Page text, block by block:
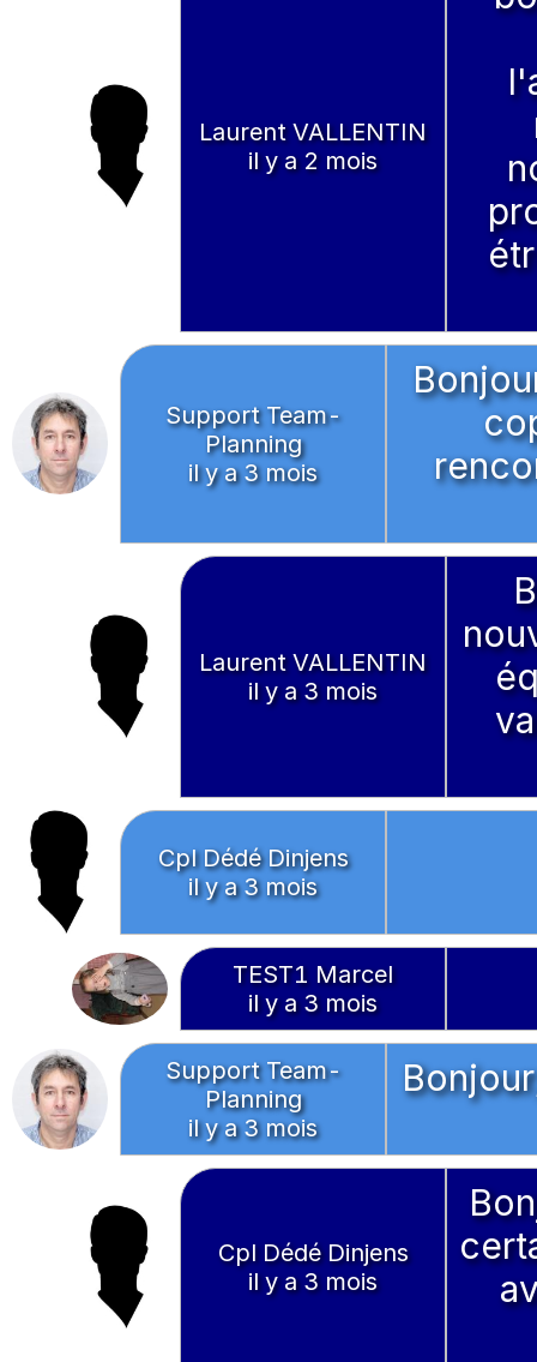
Laurent VALLENTIN
il y a 2 mois
Support Team-
Planning
il y a 3 mois
Laurent VALLENTIN
il y a 3 mois
Cpl Dédé Dinjens
il y a 3 mois
TEST1 Marcel
il y a 3 mois
Support Team-
Planning
il y a 3 mois
Cpl Dédé Dinjens
il y a 3 mois